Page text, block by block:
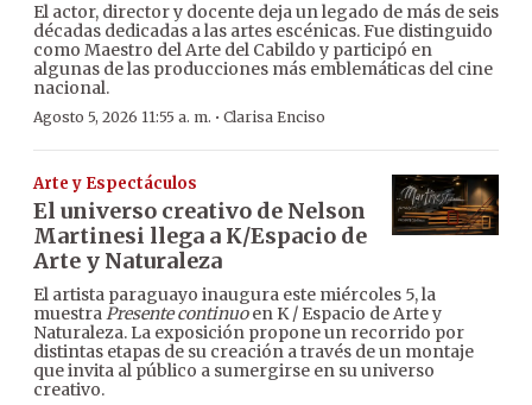
El actor, director y docente deja un legado de más de seis
décadas dedicadas a las artes escénicas. Fue distinguido
como Maestro del Arte del Cabildo y participó en
algunas de las producciones más emblemáticas del cine
nacional.
Agosto 5, 2026 11:55 a. m. · Clarisa Enciso
Arte y Espectáculos
El universo creativo de Nelson
Martinesi llega a K/Espacio de
Arte y Naturaleza
El artista paraguayo inaugura este miércoles 5, la
muestraPresente continuoen K / Espacio de Arte y
Naturaleza. La exposición propone un recorrido por
distintas etapas de su creación a través de un montaje
que invita al público a sumergirse en su universo
creativo.